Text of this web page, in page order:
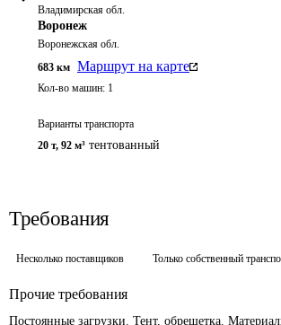
Владимирская обл.
Воронеж
Воронежская обл.
683 км Маршрут на карте
Кол-во машин: 1
Варианты транспорта
20 т, 92 м³ тентованный
Требования
Несколько поставщиков Только собственный
Прочие требования
Постоянные загрузки. Тент, обрешетка.